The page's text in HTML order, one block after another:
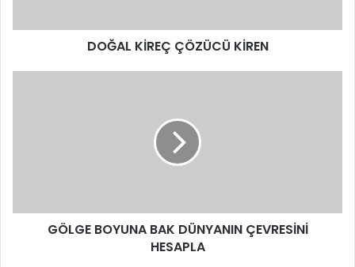
DOĞAL KİREÇ ÇÖZÜCÜ KİREN
GÖLGE BOYUNA BAK DÜNYANIN ÇEVRESİNİ
HESAPLA